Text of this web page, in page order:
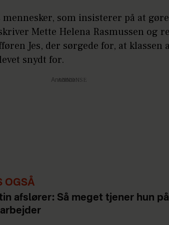
som insisterer på at
Mette Helena Rasmussen og
Jes, der sørgede for, at klassen
snydt for.
Annonce
OGSÅ
afslører: Så meget tjener hun